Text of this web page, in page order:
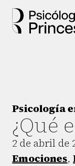
Psicología
¿Qué
2 de abril de
Emociones,